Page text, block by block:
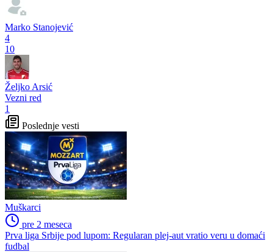
Marko Stanojević
4
10
Željko Arsić
Vezni red
1
Poslednje vesti
Muškarci
pre 2 meseca
Prva liga Srbije pod lupom: Regularan plej-aut vratio veru u domaći
fudbal